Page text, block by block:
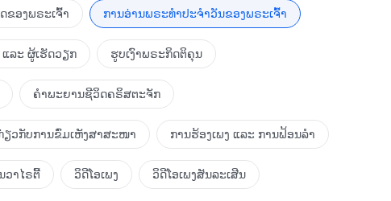
ນເທວະທູດທໍລະຍົດຕໍ່ພຣະເຈົ້າ ແລະ ເຮັດໃຫ້ມະນຸດເສື່ອມຊາມ.
າຍດາຍດັ່ງທີ່ຜູ້ຄົນຈິນຕະນາການ. ຊາຕານໄດ້ດຳເນີນການທໍລະຍົດຂອງມັນ
ດຈິງນີ້. ເປັນຫຍັງພຣະເຈົ້າຈຶ່ງສ້າງສະຫວັນ ແລະ ແຜ່ນດິນໂລກ ແລະ
ຈົ້າຊັງຊາຕານຫຼາຍ ແລະ ຊາຕານແມ່ນສັດຕູຂອງພຣະອົງ, ແລ້ວ ເປັນຫຍັງ
ດ້ສ້າງສັດຕູບໍ? ແທ້ຈິງແລ້ວ ພຣະເຈົ້າບໍ່ໄດ້ສ້າງສັດຕູ; ໃນທາງກົງກັນຂ້າມ,
ພຣະອົງ. ສະຖານະຂອງມັນໄດ້ເຕີບໂຕຂຶ້ນຢ່າງຍິ່ງໃຫຍ່ຈົນມັນຕ້ອງການ
ອີນ ແຕ່ມັນເປັນສິ່ງທີ່ຫຼີກເວັ້ນບໍ່ໄດ້. ມັນຄືກັນກັບ ຄົນຕ້ອງຕາຍຢ່າງຫຼີກເວັ້ນບໍ່
ດທະນາໄປຕາມຂັ້ນຕອນນັ້ນ. ມີບາງຄົນທີ່ໂງ່ຈ້າເວົ້າວ່າ: “ໃນເມື່ອຊາຕານ
າ? ພຣະອົງບໍ່ຮູ້ບໍວ່າເທວະທູດສະຫວັນຈະທໍລະຍົດພຣະອົງ? ພຣະອົງບໍ່
ກທຳມະຊາດຂອງເທວະທູດບໍ? ໃນເມື່ອພຣະອົງຮູ້ຢ່າງຊັດເຈນວ່າ ມັນຈະ
ຂອງພຣະເຈົ້າ ການອ່ານພຣະທຳປະຈຳວັນຂອງພຣະເຈົ້າ
ລະ ຜູ້ເຮັດວຽກ ຮູບເງົາພຣະກິດຕິຄຸນ
ຄຳພະຍານຊີວິດຄຣິສຕະຈັກ
ຽວກັບການຂົ່ມເຫັງສາສະໜາ ການຮ້ອງເພງ ແລະ ການຟ້ອນລຳ
ວາໄຣຕີ້ ວິດີໂອເພງ ວິດີໂອເພງສັນລະເສີນ